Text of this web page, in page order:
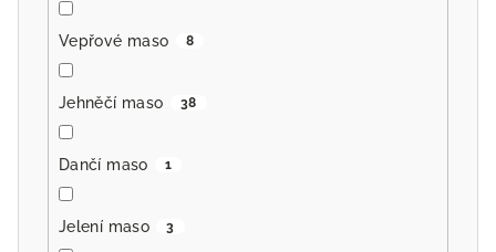
Vepřové maso 8
Jehněčí maso 38
Dančí maso 1
Jelení maso 3